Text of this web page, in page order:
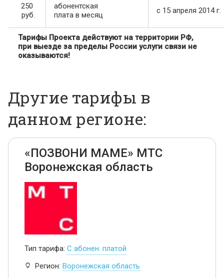
250
руб.
абонентская
плата в месяц
c 15 апреля 2014 г.
Тарифы Проекта действуют на территории РФ,
при выезде за пределы России услуги связи не
оказываются!
Другие тарифы в
данном регионе:
«ПОЗВОНИ МАМЕ» МТС
Воронежская область
Тип тарифа: С абонен. платой
Регион: Воронежская область